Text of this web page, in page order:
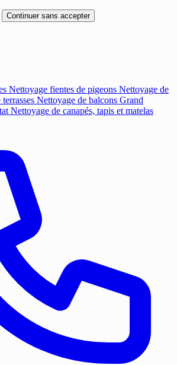
Continuer sans accepter
Nettoyage fientes de pigeons Nettoyage de
Nettoyage de balcons Grand
Nettoyage de canapés, tapis et matelas